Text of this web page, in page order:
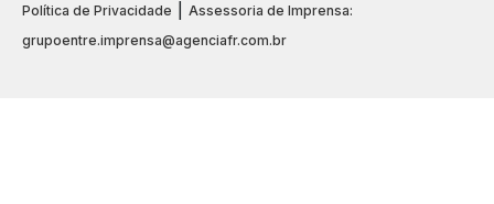
Política de Privacidade
Assessoria de Imprensa:
grupoentre.imprensa@agenciafr.com.br